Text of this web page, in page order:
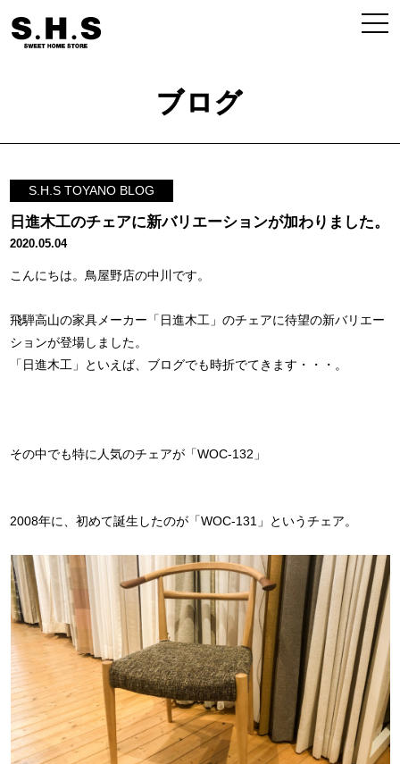
ブログ
S.H.S TOYANO BLOG
日進木工のチェアに新バリエーションが加わりました。
2020.05.04
こんにちは。鳥屋野店の中川です。
飛騨高山の家具メーカー「日進木工」のチェアに待望の新バリエー
ションが登場しました。
「日進木工」といえば、ブログでも時折でてきます・・・。
その中でも特に人気のチェアが「WOC-132」
2008年に、初めて誕生したのが「WOC-131」というチェア。